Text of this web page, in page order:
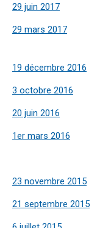
29 juin 2017
29 mars 2017
19 décembre 2016
3 octobre 2016
20 juin 2016
1er mars 2016
23 novembre 2015
21 septembre 2015